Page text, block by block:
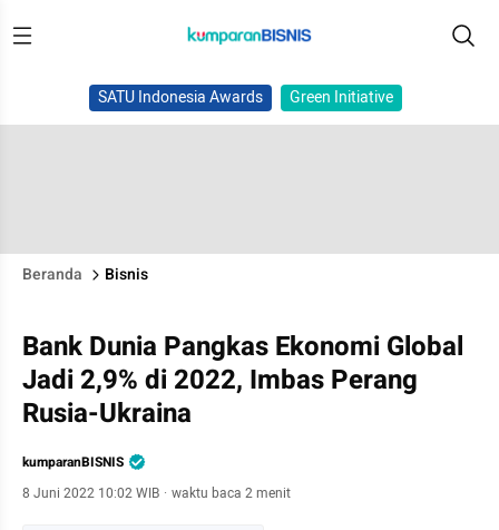
SATU Indonesia Awards Green Initiative
Beranda Bisnis
Bank Dunia Pangkas Ekonomi Global
Jadi 2,9% di 2022, Imbas Perang
Rusia-Ukraina
kumparanBISNIS
8 Juni 2022 10:02 WIB · waktu baca 2 menit